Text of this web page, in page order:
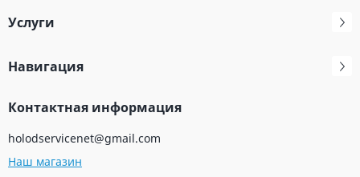
Услуги
Навигация
Контактная информация
holodservicenet@gmail.com
Наш магазин